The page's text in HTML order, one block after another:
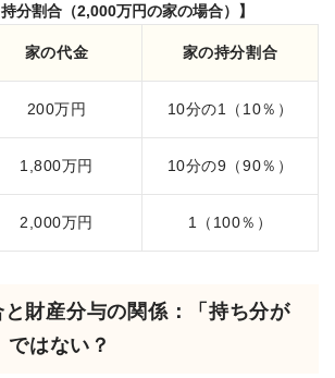
分割合（2,000万円の家の場合）】
家の代金 家の持分割合
200万円 10分の1（10％）
1,800万円 10分の9（90％）
2,000万円 1（100％）
財産分与の関係：「持ち分が
ではない？